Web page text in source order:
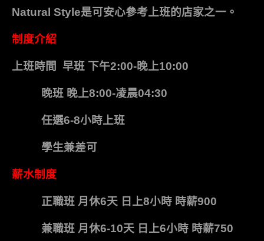
Natural Style是可安心參考上班的店家之一。
制度介紹
上班時間 早班 下午2:00-晚上10:00
晚班 晚上8:00-凌晨04:30
任選6-8小時上班
學生兼差可
薪水制度
正職班 月休6天 日上8小時 時薪900
兼職班 月休6-10天 日上6小時 時薪750